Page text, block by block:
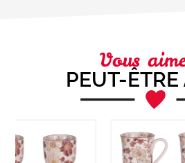
Vous
PEUT-ÊTRE